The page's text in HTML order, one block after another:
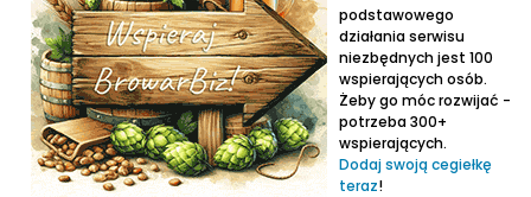
podstawowego
działania serwisu
niezbędnych jest 100
wspierających osób.
Żeby go móc rozwijać -
potrzeba 300+
wspierających.
Dodaj swoją cegiełkę
teraz!